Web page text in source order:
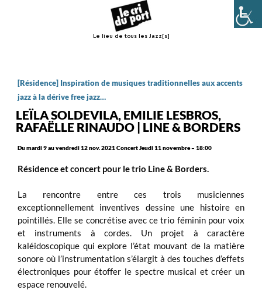
Le lieu de tous les Jazz[s]
[Résidence] Inspiration de musiques traditionnelles aux accents
jazz à la dérive free jazz…
LEÏLA SOLDEVILA, EMILIE LESBROS,
RAFAËLLE RINAUDO | LINE & BORDERS
Du mardi 9 au vendredi 12 nov. 2021 Concert Jeudi 11 novembre – 18:00
Résidence et concert pour le trio Line & Borders.
La rencontre entre ces trois musiciennes
exceptionnellement inventives dessine une histoire en
pointillés. Elle se concrétise avec ce trio féminin pour voix
et instruments à cordes. Un projet à caractère
kaléidoscopique qui explore l’état mouvant de la matière
sonore où l’instrumentation s’élargit à des touches d’effets
électroniques pour étoffer le spectre musical et créer un
espace renouvelé.